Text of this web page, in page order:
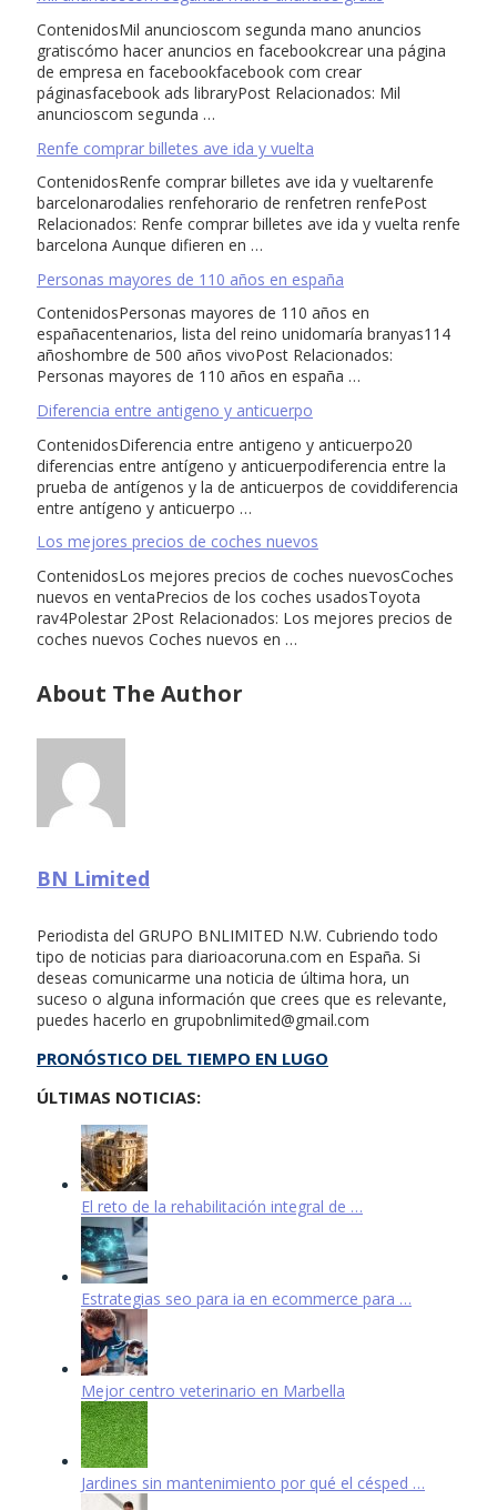
ContenidosMil anuncioscom segunda mano anuncios
gratiscómo hacer anuncios en facebookcrear una página
de empresa en facebookfacebook com crear
páginasfacebook ads libraryPost Relacionados: Mil
anuncioscom segunda …
Renfe comprar billetes ave ida y vuelta
ContenidosRenfe comprar billetes ave ida y vueltarenfe
barcelonarodalies renfehorario de renfetren renfePost
Relacionados: Renfe comprar billetes ave ida y vuelta renfe
barcelona Aunque difieren en …
Personas mayores de 110 años en españa
ContenidosPersonas mayores de 110 años en
españacentenarios, lista del reino unidomaría branyas114
añoshombre de 500 años vivoPost Relacionados:
Personas mayores de 110 años en españa …
Diferencia entre antigeno y anticuerpo
ContenidosDiferencia entre antigeno y anticuerpo20
diferencias entre antígeno y anticuerpodiferencia entre la
prueba de antígenos y la de anticuerpos de coviddiferencia
entre antígeno y anticuerpo …
Los mejores precios de coches nuevos
ContenidosLos mejores precios de coches nuevosCoches
nuevos en ventaPrecios de los coches usadosToyota
rav4Polestar 2Post Relacionados: Los mejores precios de
coches nuevos Coches nuevos en …
About The Author
BN Limited
Periodista del GRUPO BNLIMITED N.W. Cubriendo todo
tipo de noticias para diarioacoruna.com en España. Si
deseas comunicarme una noticia de última hora, un
suceso o alguna información que crees que es relevante,
puedes hacerlo en grupobnlimited@gmail.com
PRONÓSTICO DEL TIEMPO EN LUGO
ÚLTIMAS NOTICIAS:
El reto de la rehabilitación integral de …
Estrategias seo para ia en ecommerce para …
Mejor centro veterinario en Marbella
Jardines sin mantenimiento por qué el césped …